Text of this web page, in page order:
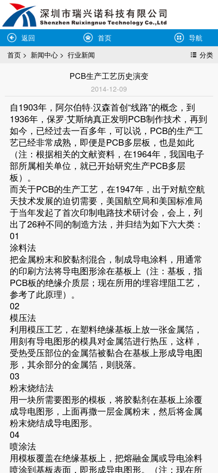
返回 首页
导航
分类
首页 > 新闻中心 > 行业新闻
PCB生产工艺历史演变
2014-12-09
自1903年，阿尔伯特·汉森首创“线路”的概念，到
1936年，保罗·艾斯纳真正发明PCB制作技术，再到
如今，已经过去一百多年，可以说，PCB的生产工
艺已经非常成熟，即便是PCB多层板，也是如此
（注：根据相关的文献资料，在1964年，我国电子
部所属相关单位，就已开始研究生产PCB多层
板）。
而关于PCB的生产工艺，在1947年，出于对航空航
天技术发展的迫切需要，美国航空局和美国标准局
于当年发起了首次印制电路技术研讨会，会上，列
出了26种不同的制造方法，并归结为如下六大类：
01
涂料法
把金属粉末和胶黏剂混合，制成导电涂料，用通常
的印刷方法将导电图形涂在基板上（注：基板，指
PCB板的绝缘介质层；现在所用的埋容埋阻工艺，
参考了此原理）。
02
模压法
利用模压工艺，在塑料绝缘基板上放一张金属箔，
用刻有导电图形的模具对金属箔进行热压，这样，
受热受压部位的金属箔被黏合在基板上形成导电图
形，其余部分的金属箔，则脱落。
03
粉末烧结法
用一块所需要图形的模板，将胶黏剂在基板上涂覆
成导电图形，上面再撒一层金属粉末，然后将金属
粉末烧结成导电图形。
04
喷涂法
用模板覆盖在绝缘基板上，把熔融金属或导电涂料
喷涂到基板表面，即形成导电图形。（注：现在所